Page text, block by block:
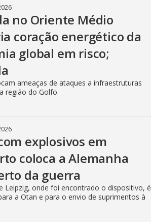
no Oriente Médio
coração energético da
global em risco;
ameaças de ataques a infraestruturas
região do Golfo
explosivos em
coloca a Alemanha
da guerra
Leipzig, onde foi encontrado o dispositivo, é
a Otan e para o envio de suprimentos à